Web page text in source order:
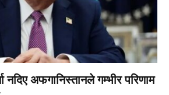
नदिए अफगानिस्तानले गम्भीर परिणाम